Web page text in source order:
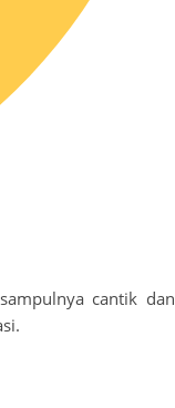
cantik dan